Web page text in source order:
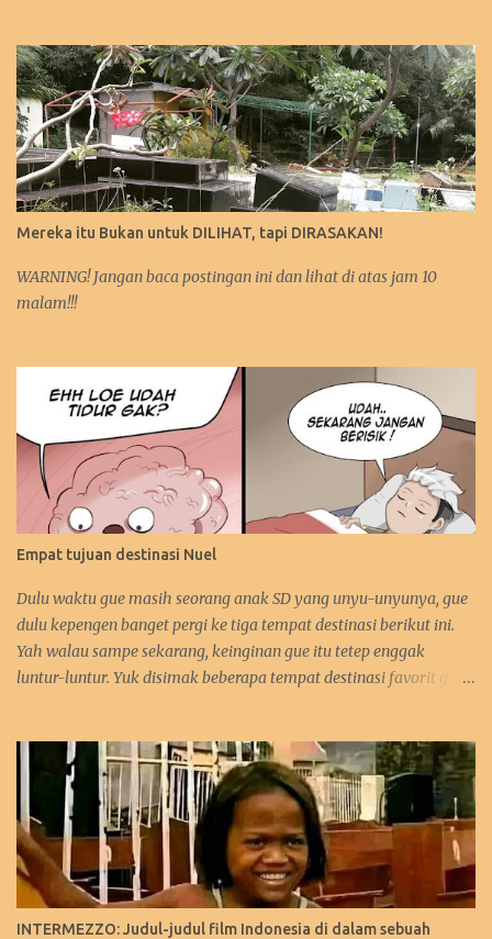
Mereka itu Bukan untuk DILIHAT, tapi DIRASAKAN!
WARNING! Jangan baca postingan ini dan lihat di atas jam 10
malam!!!
Empat tujuan destinasi Nuel
Dulu waktu gue masih seorang anak SD yang unyu-unyunya, gue
dulu kepengen banget pergi ke tiga tempat destinasi berikut ini.
Yah walau sampe sekarang, keinginan gue itu tetep enggak
luntur-luntur. Yuk disimak beberapa tempat destinasi favorit gue.
Paris-nya. Gue pengen bangen liat Menara Eiffel, Arc de Triomph,
serta juga Katedral Notre Dame-nya. Selain itu, katanya pantai-
pantai di Perancis itu sangat menawan keindahannya. Tapi yah,
intinya karna Menara Eiffel-lah gue pengen ke Perancis. Hehehe.
Bahkan gue juga tertarik mempelajari bahasa Perancis. Kalo
yang ini gara-gara waktu itu gue enggak sengaja nonton acara
INTERMEZZO: Judul-judul film Indonesia di dalam sebuah